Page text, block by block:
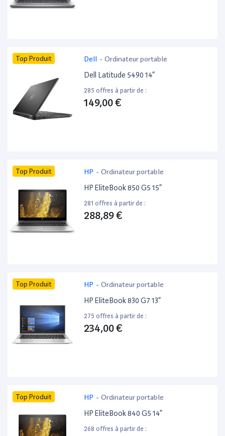
Top Produit Dell - Ordinateur portable
Dell Latitude 5490 14”
285 offres à partir de :
149,00 €
Top Produit HP - Ordinateur portable
HP EliteBook 850 G5 15”
281 offres à partir de :
288,89 €
Top Produit HP - Ordinateur portable
HP EliteBook 830 G7 13”
275 offres à partir de :
234,00 €
Top Produit HP - Ordinateur portable
HP EliteBook 840 G5 14”
268 offres à partir de :